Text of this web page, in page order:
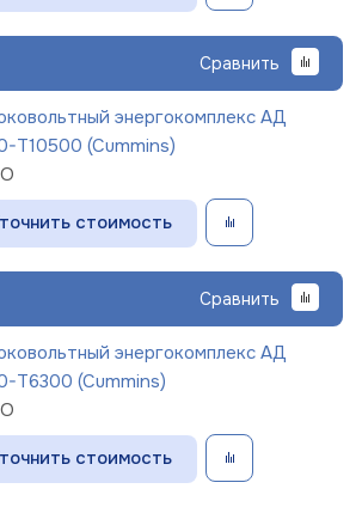
Сравнить
энергокомплекс АД
Т10500 (Cummins)
стоимость
Сравнить
энергокомплекс АД
Т6300 (Cummins)
стоимость